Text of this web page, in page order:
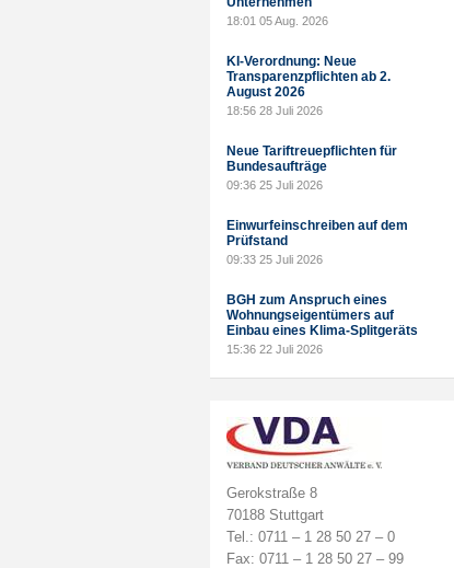
18:01 05 Aug. 2026
KI-Verordnung: Neue
Transparenzpflichten ab 2.
August 2026
18:56 28 Juli 2026
Neue Tariftreuepflichten für
Bundesaufträge
09:36 25 Juli 2026
Einwurfeinschreiben auf dem
Prüfstand
09:33 25 Juli 2026
BGH zum Anspruch eines
Wohnungseigentümers auf
Einbau eines Klima-Splitgeräts
15:36 22 Juli 2026
Gerokstraße 8
70188 Stuttgart
Tel.: 0711 – 1 28 50 27 – 0
Fax: 0711 – 1 28 50 27 – 99